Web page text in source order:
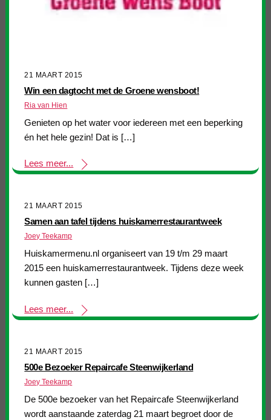
21 MAART 2015
Win een dagtocht met de Groene wensboot!
Ria van Hien
Genieten op het water voor iedereen met een beperking
én het hele gezin! Dat is […]
Lees meer...
21 MAART 2015
Samen aan tafel tijdens huiskamerrestaurantweek
Joey Teekamp
Huiskamermenu.nl organiseert van 19 t/m 29 maart
2015 een huiskamerrestaurantweek. Tijdens deze week
kunnen gasten […]
Lees meer...
21 MAART 2015
500e Bezoeker Repaircafe Steenwijkerland
Joey Teekamp
De 500e bezoeker van het Repaircafe Steenwijkerland
wordt aanstaande zaterdag 21 maart begroet door de